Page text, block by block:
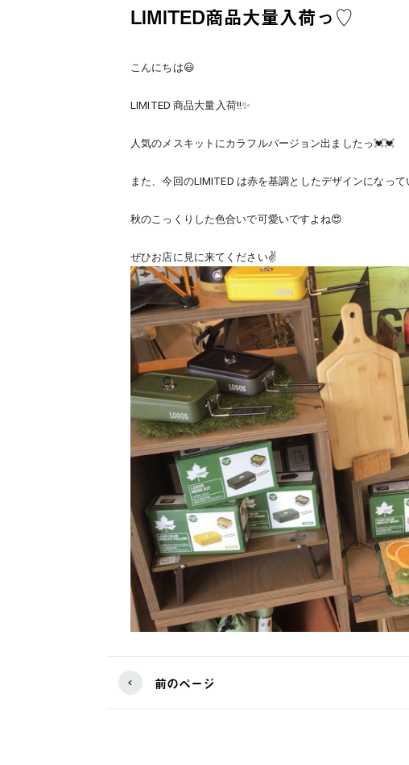
LIMITED商品大量入荷っ♡
こんにちは😃
LIMITED 商品大量入荷‼️✨
人気のメスキットにカラフルバージョン出ましたっ💓💓
また、今回のLIMITED は赤を基調としたデザインになって
秋のこっくりした色合いで可愛いですよね😍
ぜひお店に見に来てください✌️
前のページ